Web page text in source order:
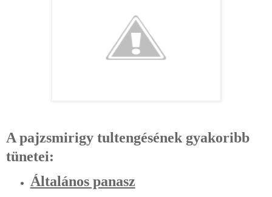
A pajzsmirigy tultengésének gyakoribb
tünetei:
Általános panasz